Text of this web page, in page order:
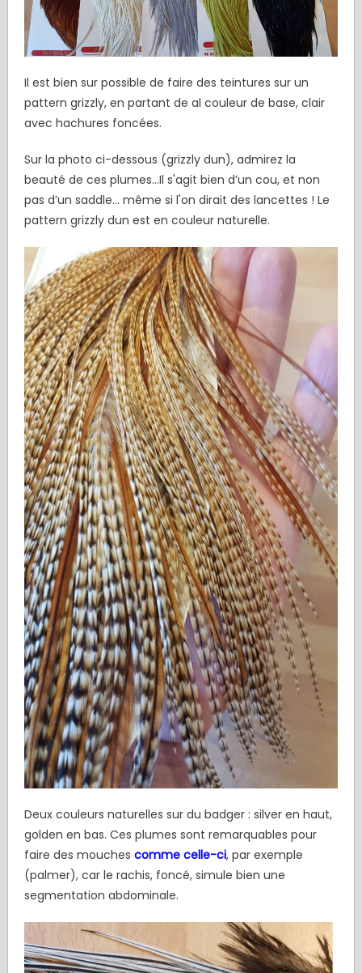
Il est bien sur possible de faire des teintures sur un
pattern grizzly, en partant de al couleur de base, clair
avec hachures foncées.
Sur la photo ci-dessous (grizzly dun), admirez la
beauté de ces plumes…Il s'agit bien d’un cou, et non
pas d’un saddle... même si l'on dirait des lancettes ! Le
pattern grizzly dun est en couleur naturelle.
Deux couleurs naturelles sur du badger : silver en haut,
golden en bas. Ces plumes sont remarquables pour
faire des mouches comme celle-ci, par exemple
(palmer), car le rachis, foncé, simule bien une
segmentation abdominale.